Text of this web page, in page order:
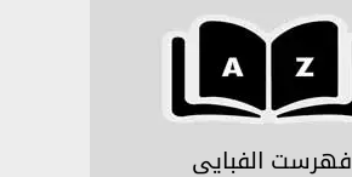
فهرست الفبایی